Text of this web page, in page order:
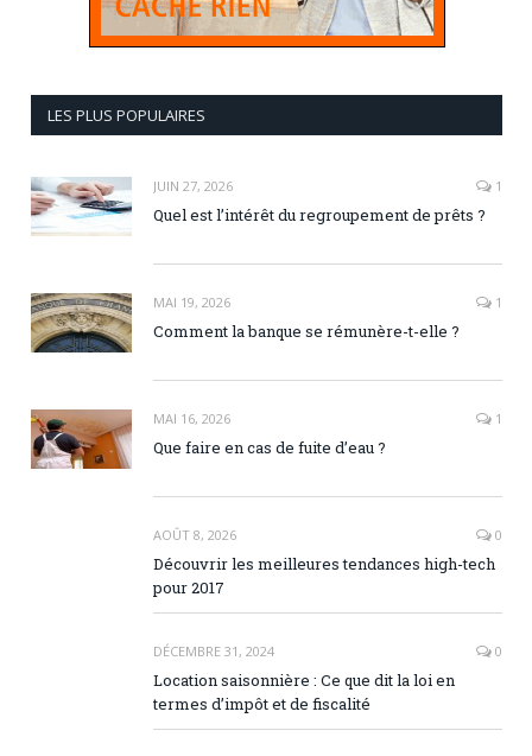
LES PLUS POPULAIRES
JUIN 27, 2026 1
Quel est l’intérêt du regroupement de prêts ?
MAI 19, 2026 1
Comment la banque se rémunère-t-elle ?
MAI 16, 2026 1
Que faire en cas de fuite d’eau ?
AOÛT 8, 2026 0
Découvrir les meilleures tendances high-tech
pour 2017
DÉCEMBRE 31, 2024 0
Location saisonnière : Ce que dit la loi en
termes d’impôt et de fiscalité